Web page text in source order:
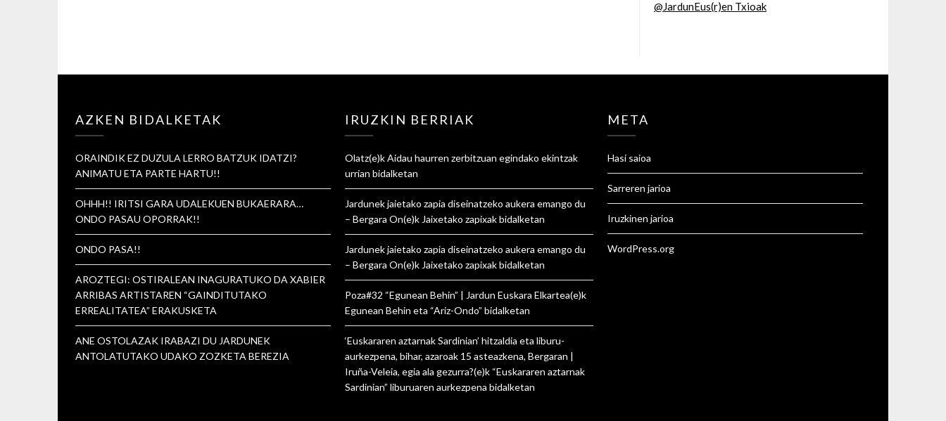
@JardunEus(r)en Txioak
AZKEN BIDALKETAK
ORAINDIK EZ DUZULA LERRO BATZUK IDATZI?
ANIMATU ETA PARTE HARTU!!
OHHH!! IRITSI GARA UDALEKUEN BUKAERARA…
ONDO PASAU OPORRAK!!
ONDO PASA!!
AROZTEGI: OSTIRALEAN INAGURATUKO DA XABIER
ARRIBAS ARTISTAREN “GAINDITUTAKO
ERREALITATEA” ERAKUSKETA
ANE OSTOLAZAK IRABAZI DU JARDUNEK
ANTOLATUTAKO UDAKO ZOZKETA BEREZIA
IRUZKIN BERRIAK
Olatz(e)kAidau haurren zerbitzuan egindako ekintzak
urrian bidalketan
Jardunek jaietako zapia diseinatzeko aukera emango du
– Bergara On(e)k Jaixetako zapixakbidalketan
Jardunek jaietako zapia diseinatzeko aukera emango du
– Bergara On(e)k Jaixetako zapixakbidalketan
Poza#32 “Egunean Behin” | Jardun Euskara Elkartea(e)k
Egunean Behin eta “Ariz-Ondo” bidalketan
‘Euskararen aztarnak Sardinian’ hitzaldia eta liburu-
aurkezpena, bihar, azaroak 15 asteazkena, Bergaran |
Iruña-Veleia, egia ala gezurra?(e)k “Euskararen aztarnak
Sardinian” liburuaren aurkezpena bidalketan
META
Hasi saioa
Sarreren jarioa
Iruzkinen jarioa
WordPress.org